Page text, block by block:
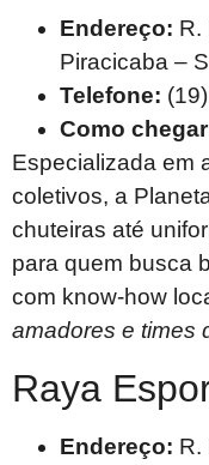
Endereço: R.
Piracicaba –
Telefone:
Como
Especializada em
coletivos, a
chuteiras até
para quem busca
com know-how
amadores e times
Raya
Endereço: R.